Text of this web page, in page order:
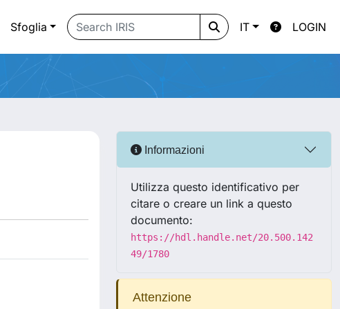
Sfoglia IT LOGIN
Informazioni
Utilizza questo identificativo per
citare o creare un link a questo
documento:
https://hdl.handle.net/20.500.142
49/1780
Attenzione